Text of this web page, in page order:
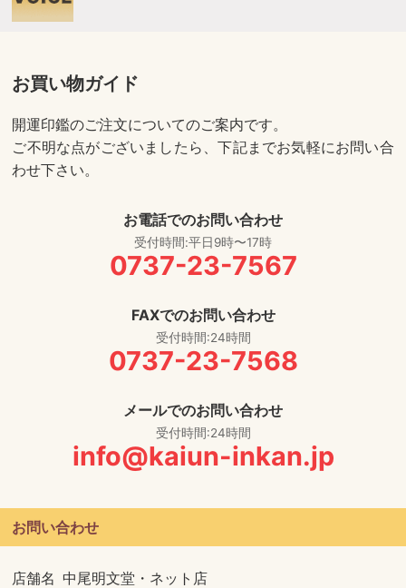
お買い物ガイド
開運印鑑のご注文についてのご案内です。
ご不明な点がございましたら、下記までお気軽にお問い合
わせ下さい。
お電話でのお問い合わせ
受付時間:平日9時〜17時
0737-23-7567
FAXでのお問い合わせ
受付時間:24時間
0737-23-7568
メールでのお問い合わせ
受付時間:24時間
info@kaiun-inkan.jp
お問い合わせ
店舗名 中尾明文堂・ネット店